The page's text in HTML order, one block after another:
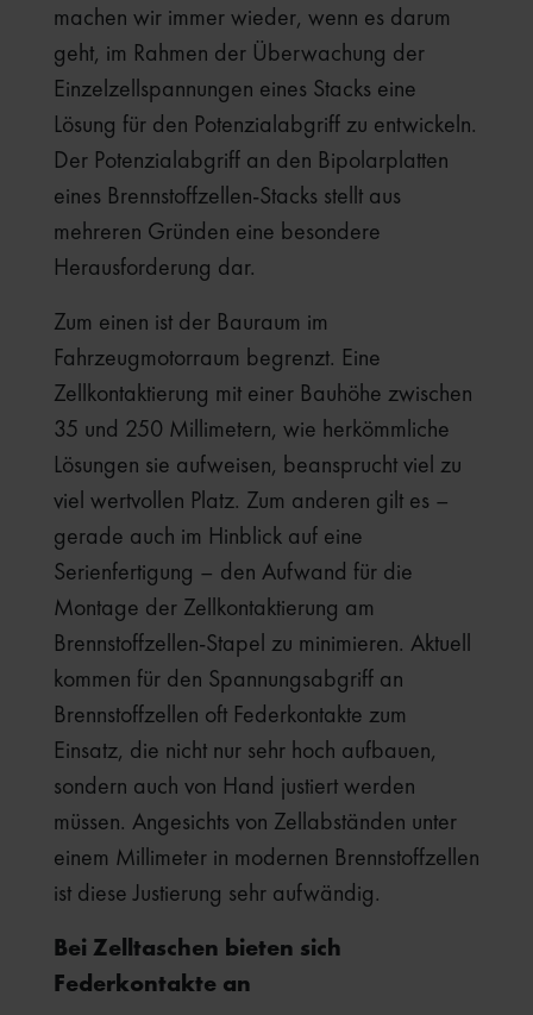
machen wir immer wieder, wenn es darum
geht, im Rahmen der Überwachung der
Einzelzellspannungen eines Stacks eine
Lösung für den Potenzialabgriff zu entwickeln.
Der Potenzialabgriff an den Bipolarplatten
eines Brennstoffzellen-Stacks stellt aus
mehreren Gründen eine besondere
Herausforderung dar.
Zum einen ist der Bauraum im
Fahrzeugmotorraum begrenzt. Eine
Zellkontaktierung mit einer Bauhöhe zwischen
35 und 250 Millimetern, wie herkömmliche
Lösungen sie aufweisen, beansprucht viel zu
viel wertvollen Platz. Zum anderen gilt es –
gerade auch im Hinblick auf eine
Serienfertigung – den Aufwand für die
Montage der Zellkontaktierung am
Brennstoffzellen-Stapel zu minimieren. Aktuell
kommen für den Spannungsabgriff an
Brennstoffzellen oft Federkontakte zum
Einsatz, die nicht nur sehr hoch aufbauen,
sondern auch von Hand justiert werden
müssen. Angesichts von Zellabständen unter
einem Millimeter in modernen Brennstoffzellen
ist diese Justierung sehr aufwändig.
Bei Zelltaschen bieten sich
Federkontakte an